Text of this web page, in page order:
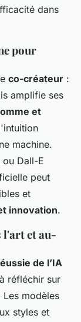
dans
pour
co-créateur :
amplifie ses
et
machine.
ou Dall-E
peut
et
innovation.
l'art et au-
de l’IA
réfléchir sur
modèles
styles et